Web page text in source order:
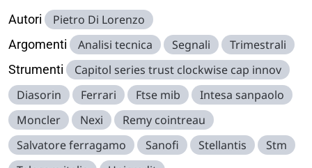
Autori Pietro Di Lorenzo
Argomenti Analisi tecnica Segnali Trimestrali
Strumenti
Capitol series trust clockwise cap innov
Diasorin
Ferrari Ftse mib
Intesa sanpaolo
Moncler
Nexi
Remy cointreau
Salvatore ferragamo
Sanofi Stellantis
Stm